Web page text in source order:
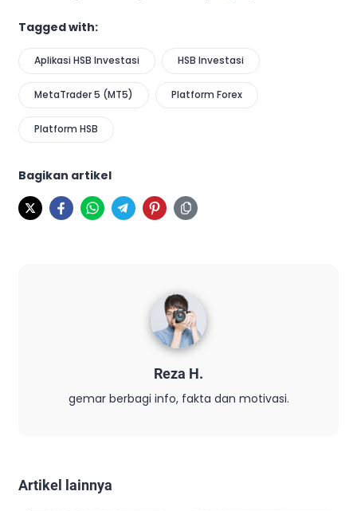
Tagged with:
Aplikasi HSB Investasi HSB Investasi
MetaTrader 5 (MT5) Platform Forex
Platform HSB
Bagikan artikel
Reza H.
gemar berbagi info, fakta dan motivasi.
Artikel lainnya